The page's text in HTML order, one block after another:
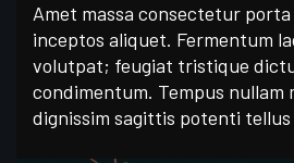
Amet massa consectetur
inceptos aliquet. Fermentum
volutpat; feugiat tristique
condimentum. Tempus nullam
dignissim sagittis potenti